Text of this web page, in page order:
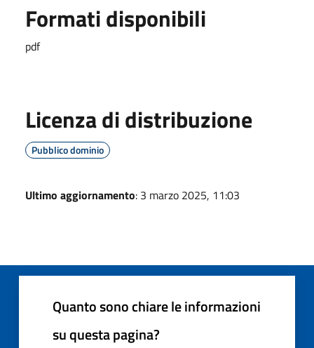
Formati disponibili
pdf
Licenza di distribuzione
Pubblico dominio
Ultimo aggiornamento: 3 marzo 2025, 11:03
Quanto sono chiare le informazioni
su questa pagina?